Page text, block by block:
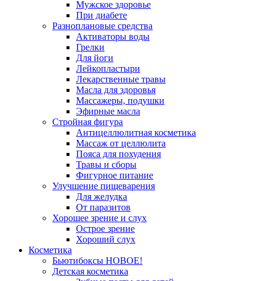
Мужское здоровье
При диабете
Разноплановые средства
Активаторы воды
Грелки
Для йоги
Лейкопластыри
Лекарственные травы
Масла для здоровья
Массажеры, подушки
Эфирные масла
Стройная фигура
Антицеллюлитная косметика
Массаж от целлюлита
Пояса для похудения
Травы и сборы
Фигурное питание
Улучшение пищеварения
Для желудка
От паразитов
Хорошее зрение и слух
Острое зрение
Хороший слух
Косметика
Бьютибоксы НОВОЕ!
Детская косметика